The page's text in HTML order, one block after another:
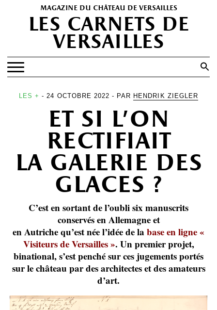
magazine du château de versailles
les carnets de
versailles
Search Button
EXPOSITIONS
PATRIMOINE
SPECTACLES
PORTFOLIOS
HISTOIRE(S)
LES +
LES + - 24 OCTOBRE 2022 - PAR HENDRIK ZIEGLER
et si l’on
rectifiait
la galerie des
glaces ?
C’est en sortant de l’oubli six manuscrits
conservés en Allemagne et
en Autriche qu’est née l’idée de la base en ligne «
Visiteurs de Versailles ». Un premier projet,
binational, s’est penché sur ces jugements portés
sur le château par des architectes et des amateurs
d’art.